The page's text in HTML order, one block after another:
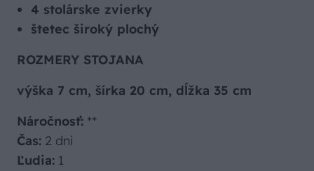
4 stolárske zvierky
štetec široký plochý
ROZMERY STOJANA
výška 7 cm, šírka 20 cm, dĺžka 35 cm
Náročnosť: **
Čas: 2 dni
Ľudia: 1